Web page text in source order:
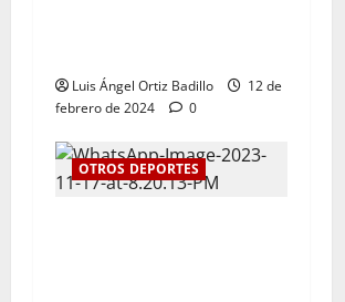
Luis Ángel Ortiz Badillo
12 de
febrero de 2024
0
OTROS DEPORTES